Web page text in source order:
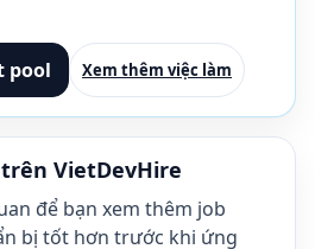
pool Xem thêm việc làm
VietDevHire
để bạn xem thêm job
bị tốt hơn trước khi ứng